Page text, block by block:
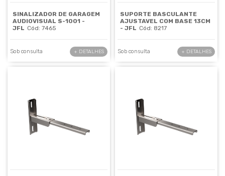
SINALIZADOR DE GARAGEM
AUDIOVISUAL S-1001 -
JFL Cód: 7465
Sob consulta + DETALHES
SUPORTE BASCULANTE
AJUSTAVEL COM BASE 13CM
- JFL Cód: 8217
Sob consulta + DETALHES